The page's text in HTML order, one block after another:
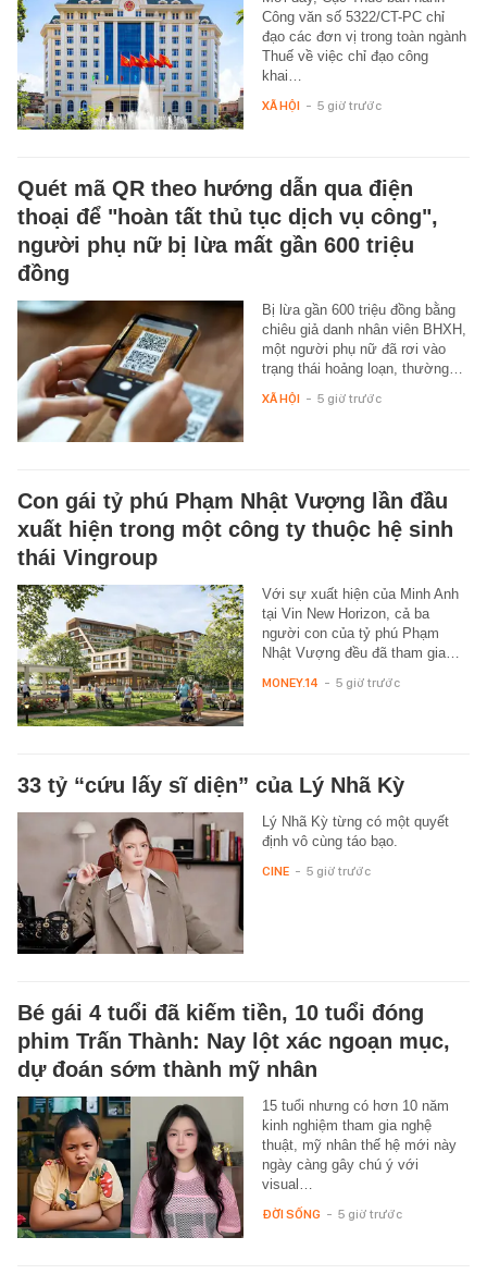
Công văn số 5322/CT-PC chỉ
đạo các đơn vị trong toàn ngành
Thuế về việc chỉ đạo công
khai…
XÃ HỘI - 5 giờ trước
Quét mã QR theo hướng dẫn qua điện
thoại để "hoàn tất thủ tục dịch vụ công",
người phụ nữ bị lừa mất gần 600 triệu
đồng
Bị lừa gần 600 triệu đồng bằng
chiêu giả danh nhân viên BHXH,
một người phụ nữ đã rơi vào
trạng thái hoảng loạn, thường…
XÃ HỘI - 5 giờ trước
Con gái tỷ phú Phạm Nhật Vượng lần đầu
xuất hiện trong một công ty thuộc hệ sinh
thái Vingroup
Với sự xuất hiện của Minh Anh
tại Vin New Horizon, cả ba
người con của tỷ phú Phạm
Nhật Vượng đều đã tham gia…
MONEY.14 - 5 giờ trước
33 tỷ “cứu lấy sĩ diện” của Lý Nhã Kỳ
Lý Nhã Kỳ từng có một quyết
định vô cùng táo bạo.
CINE - 5 giờ trước
Bé gái 4 tuổi đã kiếm tiền, 10 tuổi đóng
phim Trấn Thành: Nay lột xác ngoạn mục,
dự đoán sớm thành mỹ nhân
15 tuổi nhưng có hơn 10 năm
kinh nghiệm tham gia nghệ
thuật, mỹ nhân thế hệ mới này
ngày càng gây chú ý với
visual…
ĐỜI SỐNG - 5 giờ trước